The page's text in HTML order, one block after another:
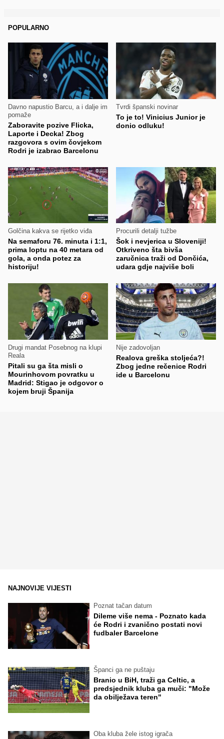
POPULARNO
Davno napustio Barcu, a i dalje im
pomaže
Zaboravite pozive Flicka,
Laporte i Decka! Zbog
razgovora s ovim čovjekom
Rodri je izabrao Barcelonu
Tvrdi španski novinar
To je to! Vinicius Junior je
donio odluku!
Golčina kakva se rijetko viđa
Na semaforu 76. minuta i 1:1,
prima loptu na 40 metara od
gola, a onda potez za
historiju!
Procurili detalji tužbe
Šok i nevjerica u Sloveniji!
Otkriveno šta bivša
zaručnica traži od Dončića,
udara gdje najviše boli
Drugi mandat Posebnog na klupi
Reala
Pitali su ga šta misli o
Mourinhovom povratku u
Madrid: Stigao je odgovor o
kojem bruji Španija
Nije zadovoljan
Realova greška stoljeća?!
Zbog jedne rečenice Rodri
ide u Barcelonu
NAJNOVIJE VIJESTI
Poznat tačan datum
Dileme više nema - Poznato kada
će Rodri i zvanično postati novi
fudbaler Barcelone
Španci ga ne puštaju
Branio u BiH, traži ga Celtic, a
predsjednik kluba ga muči: "Može
da obilježava teren"
Oba kluba žele istog igrača